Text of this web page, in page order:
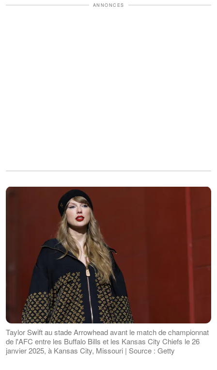
ANNONCES
Taylor Swift au stade Arrowhead avant le match de championnat
de l'AFC entre les Buffalo Bills et les Kansas City Chiefs le 26
janvier 2025, à Kansas City, Missouri | Source : Getty